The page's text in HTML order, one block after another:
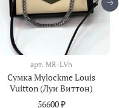
арт. MR-LVh
Сумка Mylockme Louis
Vuitton (Луи Виттон)
56600 ₽